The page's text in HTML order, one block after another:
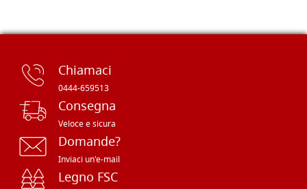
Chiamaci
0444-659513
Consegna
Veloce e sicura
Domande?
Inviaci un'e-mail
Legno FSC